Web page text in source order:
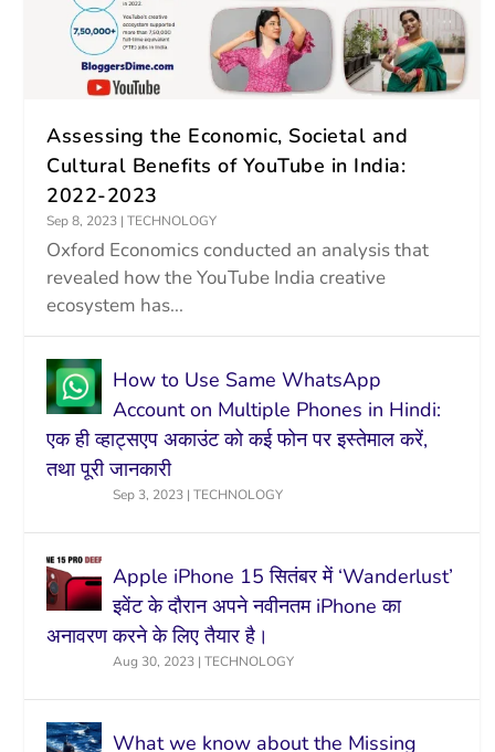
Assessing the Economic, Societal and
Cultural Benefits of YouTube in India:
2022-2023
Sep 8, 2023 |TECHNOLOGY
Oxford Economics conducted an analysis that
revealed how the YouTube India creative
ecosystem has...
How to Use Same WhatsApp
Account on Multiple Phones in Hindi:
एक ही व्हाट्सएप अकाउंट को कई फोन पर इस्तेमाल करें,
तथा पूरी जानकारी
Sep 3, 2023 |TECHNOLOGY
Apple iPhone 15 सितंबर में ‘Wanderlust’
इवेंट के दौरान अपने नवीनतम iPhone का
अनावरण करने के लिए तैयार है।
Aug 30, 2023 |TECHNOLOGY
What we know about the Missing